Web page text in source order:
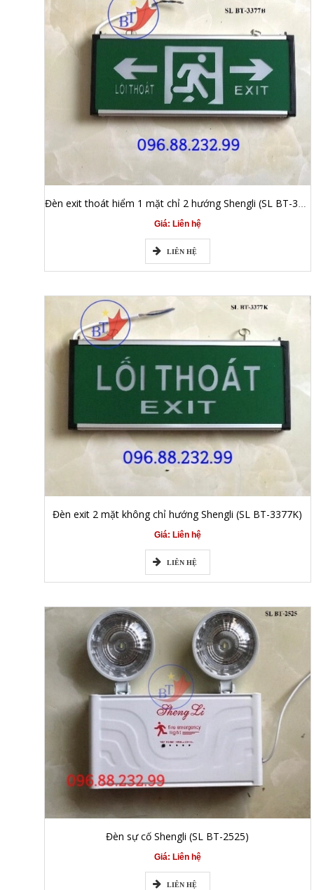
Đèn exit thoát hiểm 1 mặt chỉ 2 hướng Shengli (SL BT-3377B)
Giá: Liên hệ
LIÊN HỆ
Đèn exit 2 mặt không chỉ hướng Shengli (SL BT-3377K)
Giá: Liên hệ
LIÊN HỆ
Đèn sự cố Shengli (SL BT-2525)
Giá: Liên hệ
LIÊN HỆ